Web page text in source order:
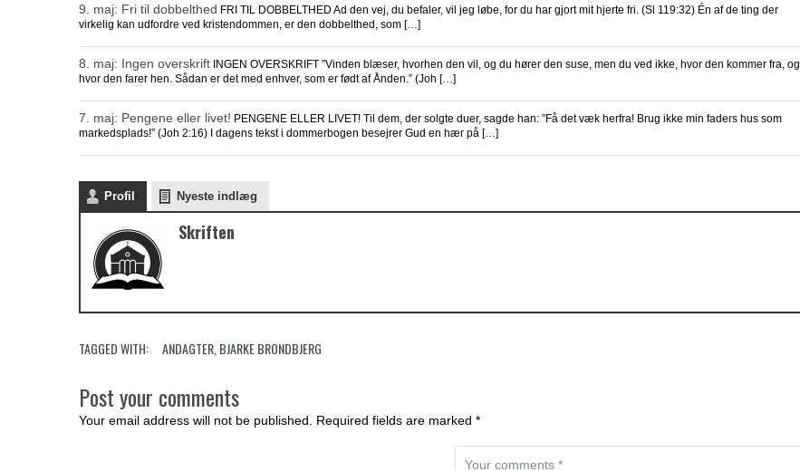
9. maj: Fri til dobbelthed FRI TIL DOBBELTHED Ad den vej, du befaler, vil jeg løbe, for du har gjort mit hjerte fri. (Sl 119:32) Én af de ting der
virkelig kan udfordre ved kristendommen, er den dobbelthed, som […]
8. maj: Ingen overskrift INGEN OVERSKRIFT ”Vinden blæser, hvorhen den vil, og du hører den suse, men du ved ikke, hvor den kommer fra, og
hvor den farer hen. Sådan er det med enhver, som er født af Ånden.” (Joh […]
7. maj: Pengene eller livet! PENGENE ELLER LIVET! Til dem, der solgte duer, sagde han: ”Få det væk herfra! Brug ikke min faders hus som
markedsplads!” (Joh 2:16) I dagens tekst i dommerbogen besejrer Gud en hær på […]
Profil Nyeste indlæg
Skriften
TAGGED WITH: ANDAGTER BJARKE BRONDBJERG
Post your comments
Your email address will not be published. Required fields are marked *